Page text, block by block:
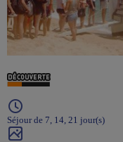
Séjour de 7, 14, 21 jour(s)